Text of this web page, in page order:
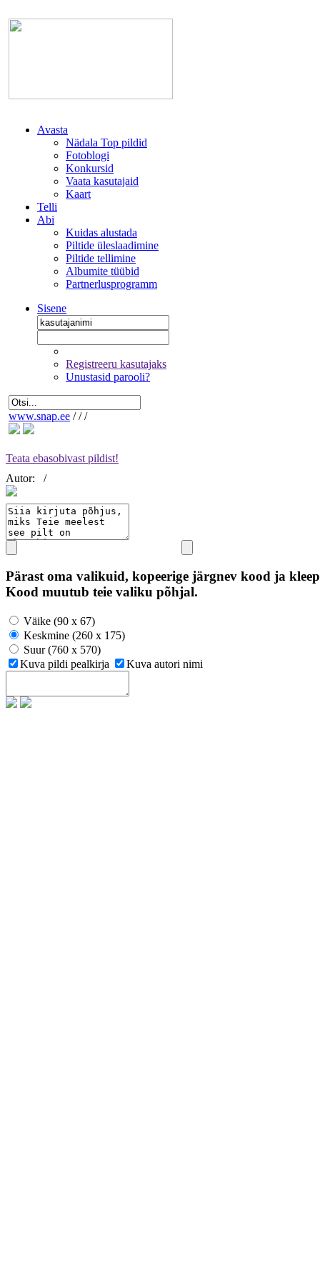
Avasta
Nädala Top pildid
Fotoblogi
Konkursid
Vaata kasutajaid
Kaart
Telli
Abi
Kuidas alustada
Piltide üleslaadimine
Piltide tellimine
Albumite tüübid
Partnerlusprogramm
Sisene
Registreeru kasutajaks
Unustasid parooli?
www.snap.ee / / /
Teata ebasobivast pildist!
Autor:
/
Pärast oma valikuid, kopeerige järgnev kood ja
Kood muutub teie valiku põhjal.
Väike (90 x 67)
Keskmine (260 x 175)
Suur (760 x 570)
Kuva pildi pealkirja
Kuva autori nimi